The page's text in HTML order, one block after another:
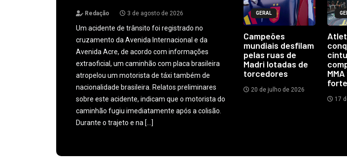
Redação 3 de agosto de 2026
Um acidente de trânsito foi registrado no
cruzamento da Avenida Internacional e da
Avenida Acre, de acordo com informações
extraoficial, um caminhão com placa brasileira
atropelou um motorista de táxi também de
nacionalidade brasileira. Relatos preliminares
sobre este acidente, indicam que o motorista do
caminhão fugiu imediatamente após a colisão.
Durante o trajeto e na […]
GERAL
Campeões
mundiais desfilam
pelas ruas de
Madri lotadas de
torcedores
20 de julho de 2026
17